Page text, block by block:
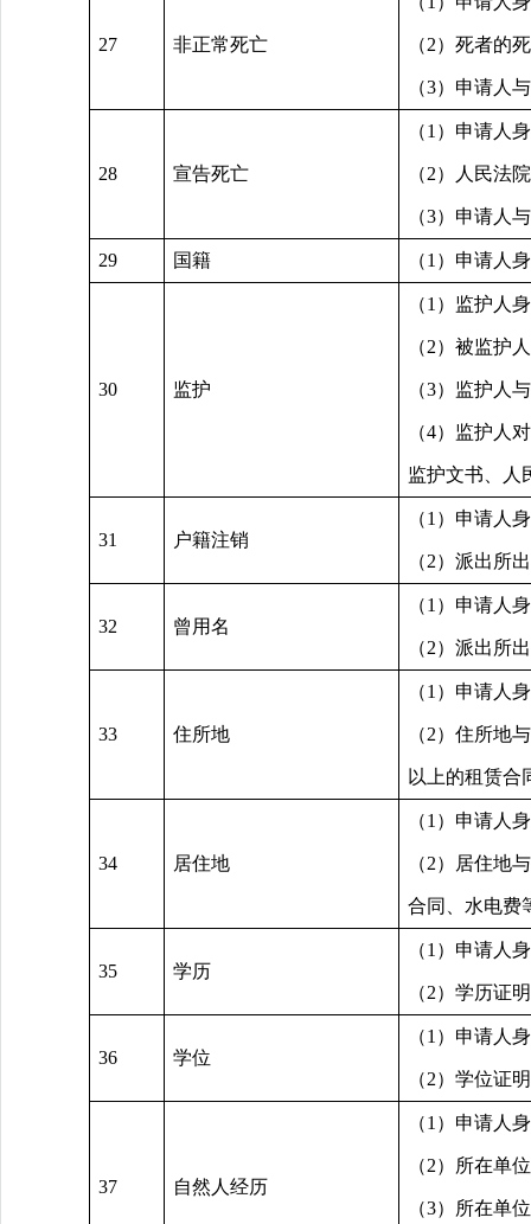
27 非正常死亡 （2）死者的
（3）申请人
28 宣告死亡
（1）申请人
（2）人民法
（3）申请人
29 国籍 （1）申请人
30 监护
（1）监护人
（2）被监护
（3）监护人
（4）监护人
监护文书、人
31 户籍注销
（1）申请人
（2）派出所
32 曾用名
（1）申请人
（2）派出所
33 住所地
（1）申请人
（2）住所地
以上的租赁合
34 居住地
（1）申请人
（2）居住地
合同、水电费
35 学历
（1）申请人
（2）学历证
36 学位
（1）申请人
（2）学位证
37 自然人经历
（1）申请人
（2）所在单
（3）所在单